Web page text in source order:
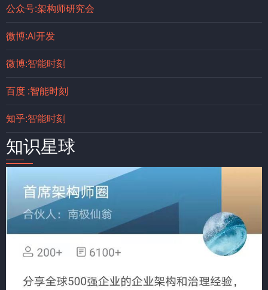
公众号:架构师研究会
微博:AI开发
微博:智能时刻
百度 :智能时刻
知乎:智能时刻
知识星球